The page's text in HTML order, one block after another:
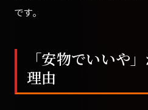
です。
「安物でいいや
理由